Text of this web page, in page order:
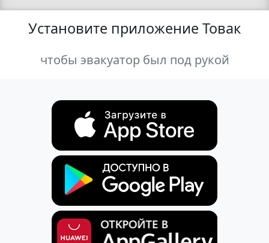
Установите приложение Товак
чтобы эвакуатор был под рукой